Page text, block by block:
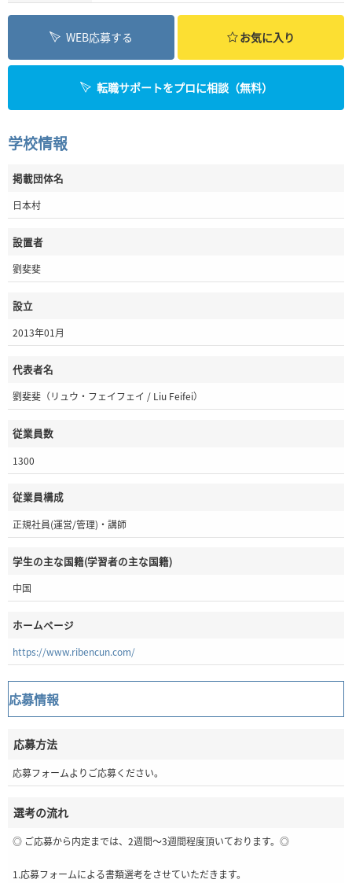
WEB応募する お気に入り
転職サポートをプロに相談（無料）
学校情報
掲載団体名
日本村
設置者
劉斐斐
設立
2013年01月
代表者名
劉斐斐（リュウ・フェイフェイ / Liu Feifei）
従業員数
1300
従業員構成
正規社員(運営/管理)・講師
学生の主な国籍(学習者の主な国籍)
中国
ホームページ
https://www.ribencun.com/
応募情報
応募方法
応募フォームよりご応募ください。
選考の流れ
◎ ご応募から内定までは、2週間～3週間程度頂いております。◎
1.応募フォームによる書類選考をさせていただきます。